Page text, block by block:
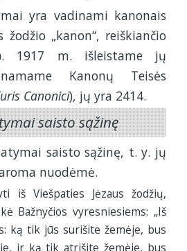
yra vadinami kanonais
„kanon“, reiškiančio
1917 m. išleistame jų
Kanonų Teisės
Canonici), jų yra 2414.
saisto sąžinę
saisto sąžinę, t. y. jų
nuodėmė.
iš Viešpaties Jėzaus žodžių,
Bažnyčios vyresniesiems: „Iš
ką tik jūs surišite žemėje, bus
ir ką tik atrišite žemėje, bus